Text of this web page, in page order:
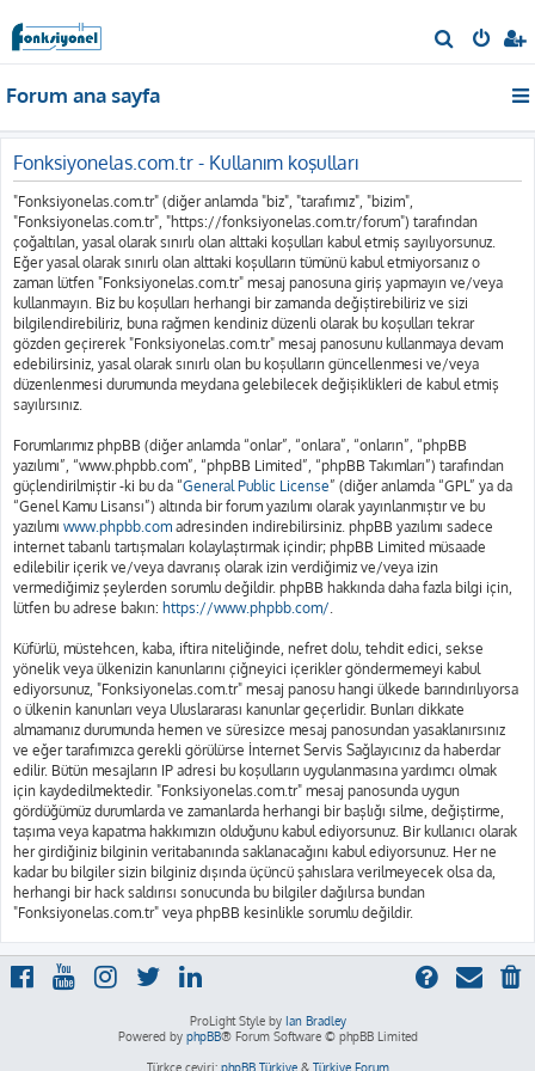
r
Forum ana sayfa
Fonksiyonelas.com.tr - Kullanım koşulları
"Fonksiyonelas.com.tr" (diğer anlamda "biz", "tarafımız", "bizim",
"Fonksiyonelas.com.tr", "https://fonksiyonelas.com.tr/forum") tarafından
çoğaltılan, yasal olarak sınırlı olan alttaki koşulları kabul etmiş sayılıyorsunuz.
Eğer yasal olarak sınırlı olan alttaki koşulların tümünü kabul etmiyorsanız o
zaman lütfen "Fonksiyonelas.com.tr" mesaj panosuna giriş yapmayın ve/veya
kullanmayın. Biz bu koşulları herhangi bir zamanda değiştirebiliriz ve sizi
bilgilendirebiliriz, buna rağmen kendiniz düzenli olarak bu koşulları tekrar
gözden geçirerek "Fonksiyonelas.com.tr" mesaj panosunu kullanmaya devam
edebilirsiniz, yasal olarak sınırlı olan bu koşulların güncellenmesi ve/veya
düzenlenmesi durumunda meydana gelebilecek değişiklikleri de kabul etmiş
sayılırsınız.
Forumlarımız phpBB (diğer anlamda “onlar”, “onlara”, “onların”, “phpBB
yazılımı”, “www.phpbb.com”, “phpBB Limited”, “phpBB Takımları”) tarafından
güçlendirilmiştir -ki bu da “General Public License” (diğer anlamda “GPL” ya da
“Genel Kamu Lisansı”) altında bir forum yazılımı olarak yayınlanmıştır ve bu
yazılımı www.phpbb.com adresinden indirebilirsiniz. phpBB yazılımı sadece
internet tabanlı tartışmaları kolaylaştırmak içindir; phpBB Limited müsaade
edilebilir içerik ve/veya davranış olarak izin verdiğimiz ve/veya izin
vermediğimiz şeylerden sorumlu değildir. phpBB hakkında daha fazla bilgi için,
lütfen bu adrese bakın: https://www.phpbb.com/.
Küfürlü, müstehcen, kaba, iftira niteliğinde, nefret dolu, tehdit edici, sekse
yönelik veya ülkenizin kanunlarını çiğneyici içerikler göndermemeyi kabul
ediyorsunuz, "Fonksiyonelas.com.tr" mesaj panosu hangi ülkede barındırılıyorsa
o ülkenin kanunları veya Uluslararası kanunlar geçerlidir. Bunları dikkate
almamanız durumunda hemen ve süresizce mesaj panosundan yasaklanırsınız
ve eğer tarafımızca gerekli görülürse İnternet Servis Sağlayıcınız da haberdar
edilir. Bütün mesajların IP adresi bu koşulların uygulanmasına yardımcı olmak
için kaydedilmektedir. "Fonksiyonelas.com.tr" mesaj panosunda uygun
gördüğümüz durumlarda ve zamanlarda herhangi bir başlığı silme, değiştirme,
taşıma veya kapatma hakkımızın olduğunu kabul ediyorsunuz. Bir kullanıcı olarak
her girdiğiniz bilginin veritabanında saklanacağını kabul ediyorsunuz. Her ne
kadar bu bilgiler sizin bilginiz dışında üçüncü şahıslara verilmeyecek olsa da,
herhangi bir hack saldırısı sonucunda bu bilgiler dağılırsa bundan
"Fonksiyonelas.com.tr" veya phpBB kesinlikle sorumlu değildir.
ProLight Style by Ian Bradley
Powered by phpBB® Forum Software © phpBB Limited
Türkçe çeviri: phpBB Türkiye& Türkiye Forum